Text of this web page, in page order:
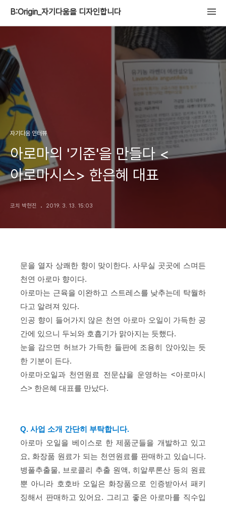
B:Origin_자기다움을 디자인합니다
자기다움 인터뷰
아로마의 '기준'을 만들다 <
아로마시스> 한은혜 대표
코치 박현진 2019. 3. 13. 15:03
문을 열자 상쾌한 향이 맞이한다. 사무실 곳곳에 스며든
천연 아로마 향이다.
아로마는 근육을 이완하고 스트레스를 낮추는데 탁월하
다고 알려져 있다.
인공 향이 들어가지 않은 천연 아로마 오일이 가득한 공
간에 있으니 두뇌와 호흡기가 맑아지는 듯했다.
눈을 감으면 허브가 가득한 들판에 조용히 앉아있는 듯
한 기분이 든다.
아로마오일과 천연원료 전문샵을 운영하는 <아로마시
스> 한은혜 대표를 만났다.
Q. 사업 소개 간단히 부탁합니다.
아로마 오일을 베이스로 한 제품군들을 개발하고 있고
요, 화장품 원료가 되는 천연원료를 판매하고 있습니다.
병풀추출물, 브로콜리 추출 원액, 히알루론산 등의 원료
뿐 아니라 호호바 오일은 화장품으로 인증받아서 패키
징해서 판매하고 있어요. 그리고 좋은 아로마를 직수입